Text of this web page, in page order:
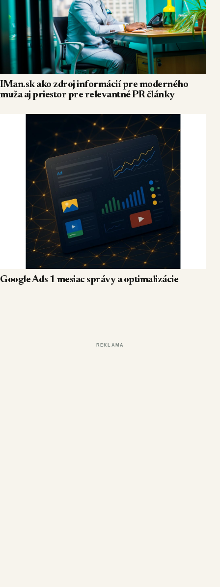
IMan.sk ako zdroj informácií pre moderného
muža aj priestor pre relevantné PR články
Google Ads 1 mesiac správy a optimalizácie
REKLAMA